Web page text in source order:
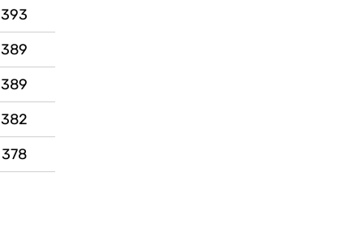
393
389
389
382
378